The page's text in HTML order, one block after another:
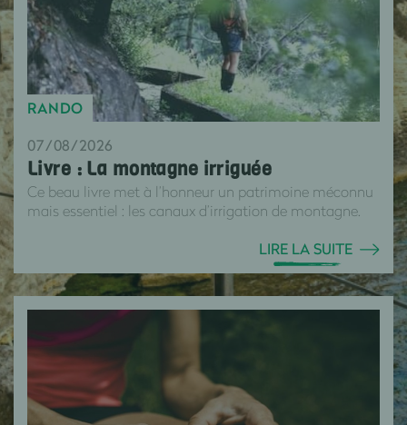
RANDO
07/08/2026
Livre : La montagne irriguée
Ce beau livre met à l’honneur un patrimoine méconnu
mais essentiel : les canaux d’irrigation de montagne.
LIRE LA SUITE